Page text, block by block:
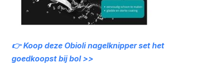
👉 Koop deze Obioli nagelknipper set het
goedkoopst bij bol >>